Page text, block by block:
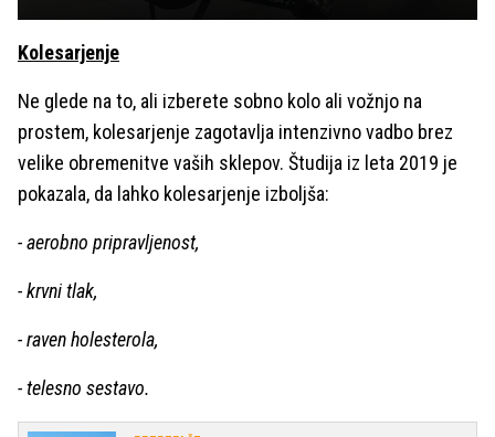
Kolesarjenje
Ne glede na to, ali izberete sobno kolo ali vožnjo na
prostem, kolesarjenje zagotavlja intenzivno vadbo brez
velike obremenitve vaših sklepov. Študija iz leta 2019 je
pokazala, da lahko kolesarjenje izboljša:
- aerobno pripravljenost,
- krvni tlak,
- raven holesterola,
- telesno sestavo.